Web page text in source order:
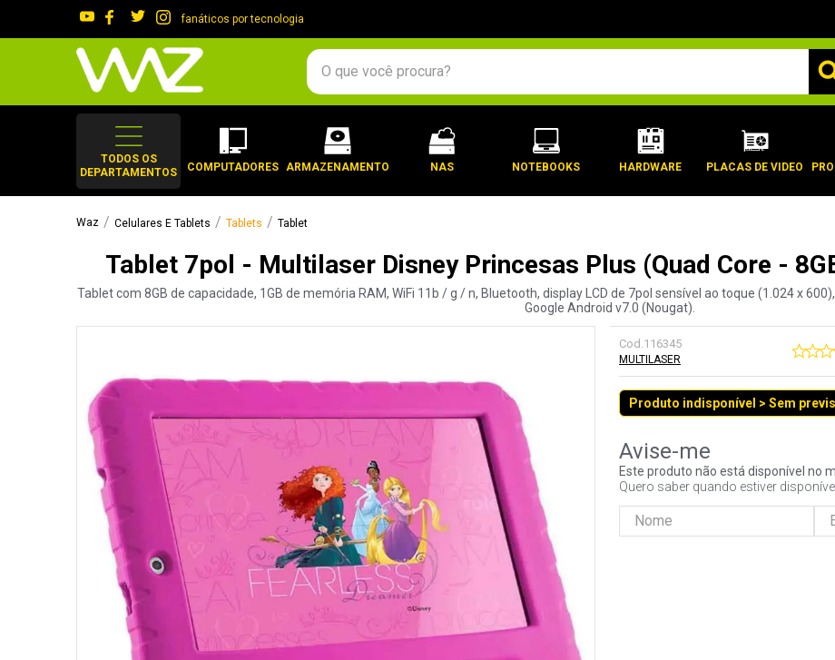
fanáticos por tecnologia
O que você procura?
TODOS OS
DEPARTAMENTOS
COMPUTADORES ARMAZENAMENTO NAS NOTEBOOKS HARDWARE PLACAS DE VIDEO
Celulares E Tablets Tablets Tablet
Tablet 7pol - Multilaser Disney Princesas Plus (Quad Core -
Tablet com 8GB de capacidade, 1GB de memória RAM, WiFi 11b / g / n, Bluetooth, display LCD de 7pol sensível ao toque (1.024 x
Google Android v7.0 (Nougat).
Cod.116345
MULTILASER
Produto indisponível > Sem
Este produto não está disponível no
Quero saber quando estiver disponível
gabinete
2º
keychron
5 º
openbox
6º
mouse
10